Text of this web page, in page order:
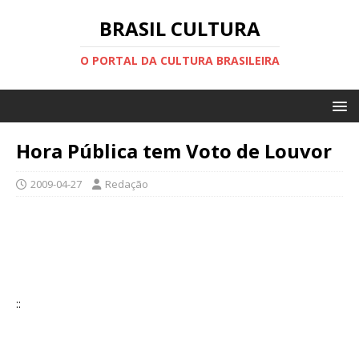
BRASIL CULTURA
O PORTAL DA CULTURA BRASILEIRA
Hora Pública tem Voto de Louvor
2009-04-27 Redação
::